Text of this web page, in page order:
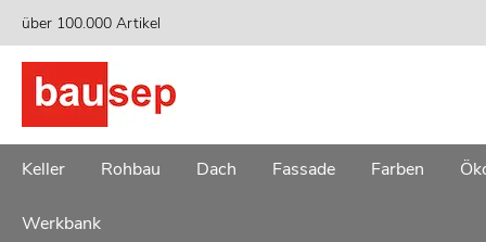
Zum
Inhalt
springen
über 100.000 Artikel
Keller Rohbau Dach Fassade Farben
Werkbank